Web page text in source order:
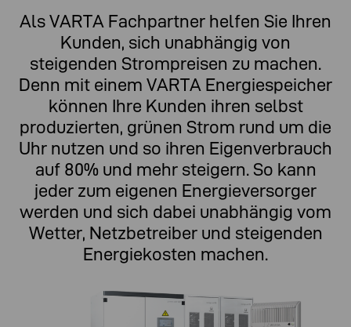
Als VARTA Fachpartner helfen Sie Ihren
Kunden, sich unabhängig von
steigenden Strompreisen zu machen.
Denn mit einem VARTA Energiespeicher
können Ihre Kunden ihren selbst
produzierten, grünen Strom rund um die
Uhr nutzen und so ihren Eigenverbrauch
auf 80% und mehr steigern. So kann
jeder zum eigenen Energie­versorger
werden und sich dabei unabhängig vom
Wetter, Netzbetreiber und steigenden
Energiekosten machen.